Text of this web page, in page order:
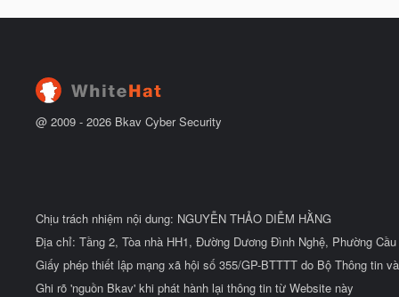
@ 2009 - 2026 Bkav Cyber Security
Chịu trách nhiệm nội dung: NGUYỄN THẢO DIỄM HẰNG
Địa chỉ: Tầng 2, Tòa nhà HH1, Đường Dương Đình Nghệ, Phường
Giấy phép thiết lập mạng xã hội số 355/GP-BTTTT do Bộ Thông tin
Ghi rõ 'nguồn Bkav' khi phát hành lại thông tin từ Website này